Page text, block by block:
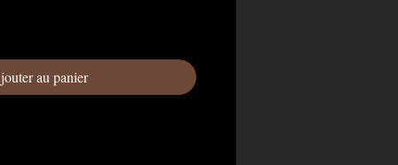
au panier